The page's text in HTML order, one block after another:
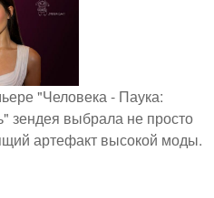
"Человека - Паука:
выбрала не просто
артефакт высокой моды.